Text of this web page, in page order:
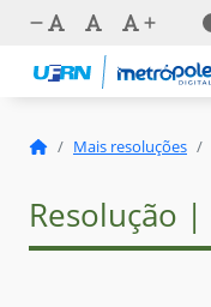
Mais resoluções
Resolução |